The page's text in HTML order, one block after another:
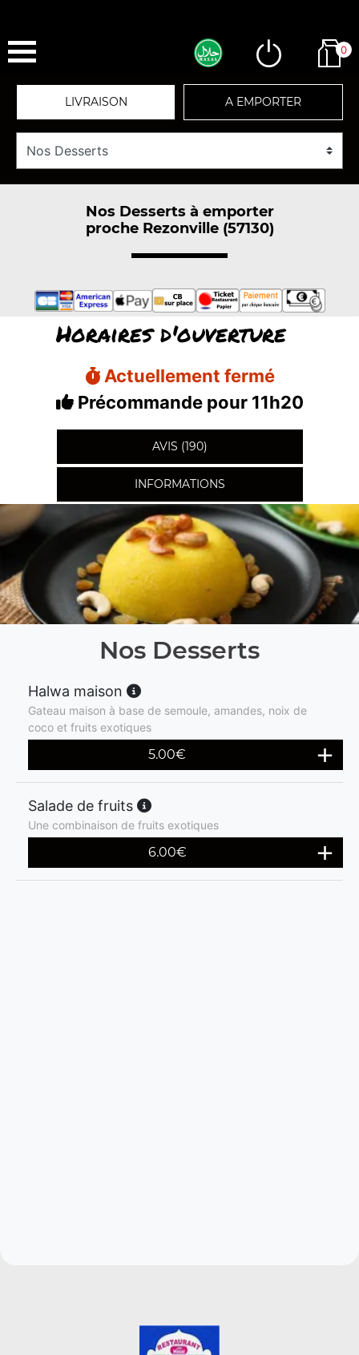
0
LIVRAISON A EMPORTER
Nos Desserts à emporter
proche Rezonville (57130)
Horaires d'ouverture
Actuellement fermé
Précommande pour 11h20
AVIS (190)
INFORMATIONS
Nos Desserts
Halwa maison
Gateau maison à base de semoule, amandes, noix de
coco et fruits exotiques
5.00€
Salade de fruits
Une combinaison de fruits exotiques
6.00€